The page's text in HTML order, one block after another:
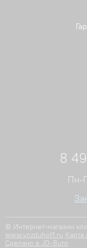
8
Пн-
© Интернет-магазин
www.vozduhoff.ru Карта
Сделано в JD-Buro